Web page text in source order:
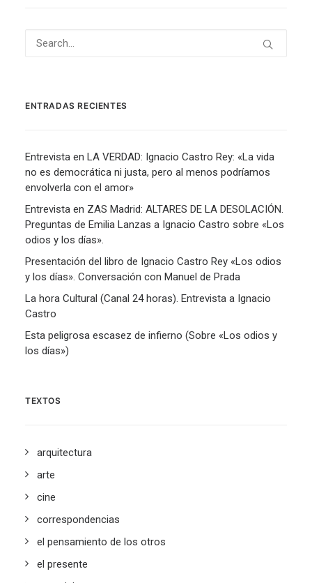
ENTRADAS RECIENTES
Entrevista en LA VERDAD: Ignacio Castro Rey: «La vida
no es democrática ni justa, pero al menos podríamos
envolverla con el amor»
Entrevista en ZAS Madrid: ALTARES DE LA DESOLACIÓN.
Preguntas de Emilia Lanzas a Ignacio Castro sobre «Los
odios y los días».
Presentación del libro de Ignacio Castro Rey «Los odios
y los días». Conversación con Manuel de Prada
La hora Cultural (Canal 24 horas). Entrevista a Ignacio
Castro
Esta peligrosa escasez de infierno (Sobre «Los odios y
los días»)
TEXTOS
arquitectura
arte
cine
correspondencias
el pensamiento de los otros
el presente